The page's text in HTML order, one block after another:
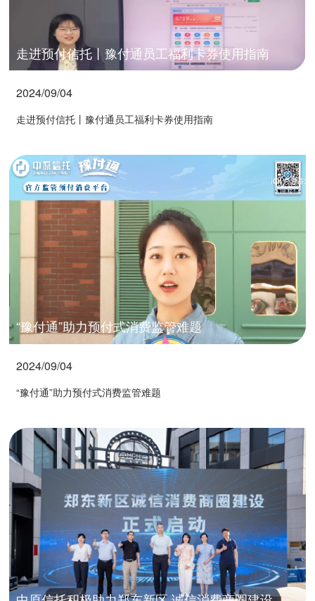
走进预付信托丨豫付通员工福利卡券使用指南
2024/09/04
走进预付信托丨豫付通员工福利卡券使用指南
“豫付通”助力预付式消费监管难题
2024/09/04
“豫付通”助力预付式消费监管难题